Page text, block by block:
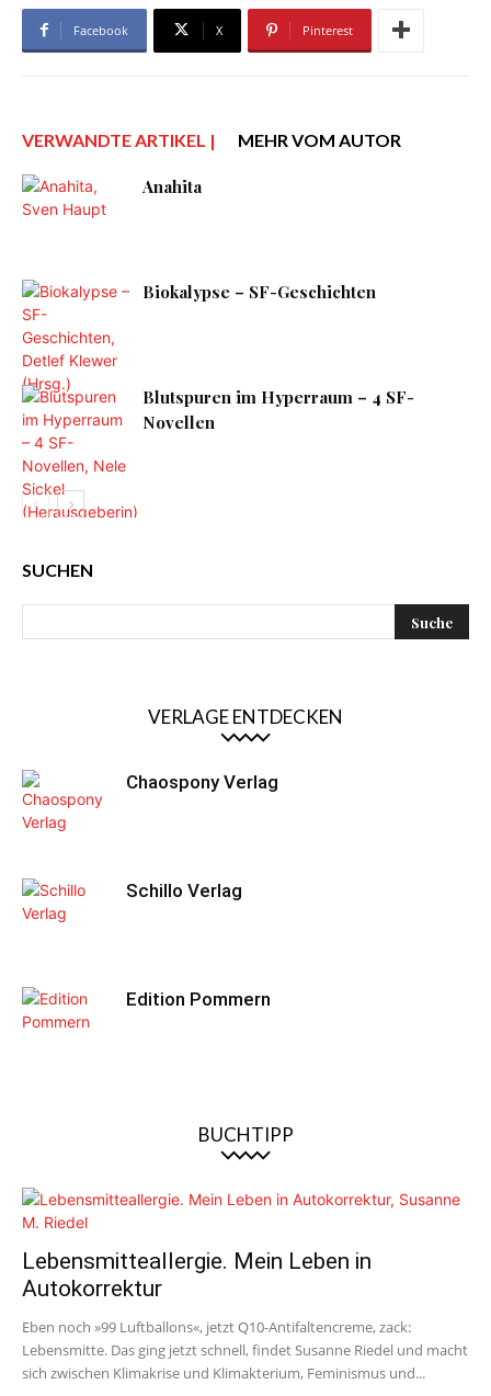
Facebook X Pinterest
VERWANDTE ARTIKEL | MEHR VOM AUTOR
Anahita
Biokalypse – SF-Geschichten
Blutspuren im Hyperraum – 4 SF-
Novellen
SUCHEN
VERLAGE ENTDECKEN
Chaospony Verlag
Schillo Verlag
Edition Pommern
BUCHTIPP
Lebensmitteallergie. Mein Leben in
Autokorrektur
Eben noch »99 Luftballons«, jetzt Q10-Antifaltencreme, zack:
Lebensmitte. Das ging jetzt schnell, findet Susanne Riedel und macht
sich zwischen Klimakrise und Klimakterium, Feminismus und...